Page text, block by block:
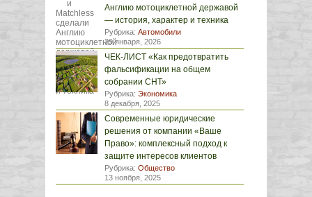
Англию мотоциклетной державой
— история, характер и техника
Рубрика: Автомобили
29 января, 2026
ЧЕК-ЛИСТ «Как предотвратить
фальсификации на общем
собрании СНТ»
Рубрика: Экономика
8 декабря, 2025
Современные юридические
решения от компании «Ваше
Право»: комплексный подход к
защите интересов клиентов
Рубрика: Общество
13 ноября, 2025